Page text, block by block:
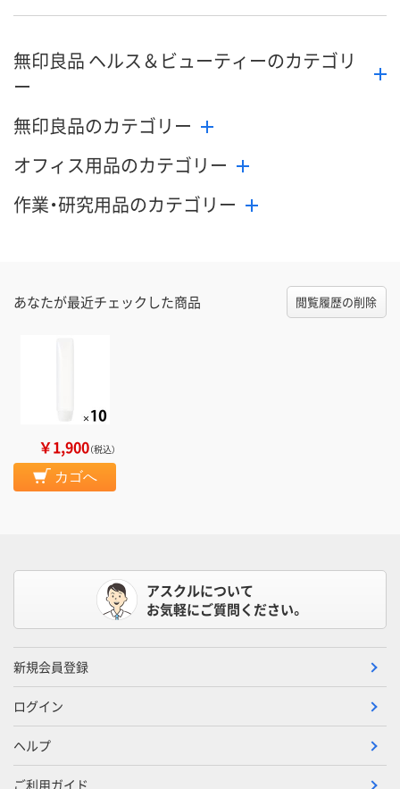
無印良品 ヘルス＆ビューティーのカテゴリ
ー
無印良品のカテゴリー
オフィス用品のカテゴリー
作業・研究用品のカテゴリー
あなたが最近チェックした商品 閲覧履歴の削除
￥1,900（税込）
カゴへ
アスクルについて
お気軽にご質問ください。
新規会員登録
ログイン
ヘルプ
ご利用ガイド